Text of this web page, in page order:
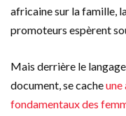
africaine sur la famille,
promoteurs espèrent
Mais derrière le
document, se cache
fondamentaux des